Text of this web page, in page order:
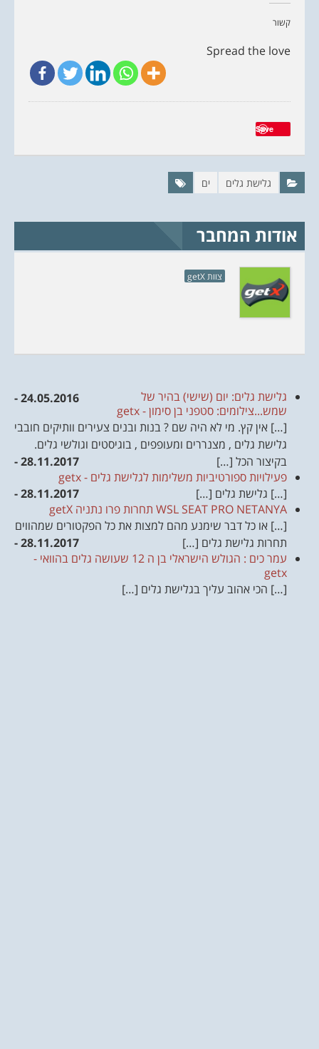
קשור
Spread the love
Save
גלישת גלים ים
אודות המחבר
צוות getX
24.05.2016 -
גלישת גלים: יום (שישי) בהיר של
שמש...צילומים: סטפני בן סימון - getx
[…] אין קץ. מי לא היה שם ? בנות ובנים צעירים וותיקים חובבי
גלישת גלים , מצנררים ומעופפים , בוגיסטים וגולשי גלים.
בקיצור הכל […]
28.11.2017 -
פעילויות ספורטיביות משלימות לגלישת גלים - getx
[…] גלישת גלים […]
28.11.2017 -
WSL SEAT PRO NETANYA תחרות פרו נתניה getX
[…] או כל דבר שימנע מהם למצות את כל הפקטורים שמהווים
תחרות גלישת גלים […]
28.11.2017 -
עמר כים : הגולש הישראלי בן ה 12 שעושה גלים בהוואי -
getx
[…] הכי אהוב עליך בגלישת גלים […]